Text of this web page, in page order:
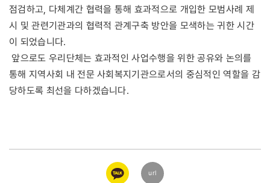
점검하고, 다체계간 협력을 통해 효과적으로 개입한 모범사례 제
시 및 관련기관과의 협력적 관계구축 방안을 모색하는 귀한 시간
이 되었습니다.
앞으로도 우리단체는 효과적인 사업수행을 위한 공유와 논의를
통해 지역사회 내 전문 사회복지기관으로서의 중심적인 역할을 감
당하도록 최선을 다하겠습니다.
카카오
링크
url